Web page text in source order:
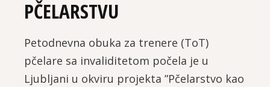
PČELARSTVU
Petodnevna obuka za trenere (ToT)
pčelare sa invaliditetom počela je u
Ljubljani u okviru projekta ”Pčelarstvo kao